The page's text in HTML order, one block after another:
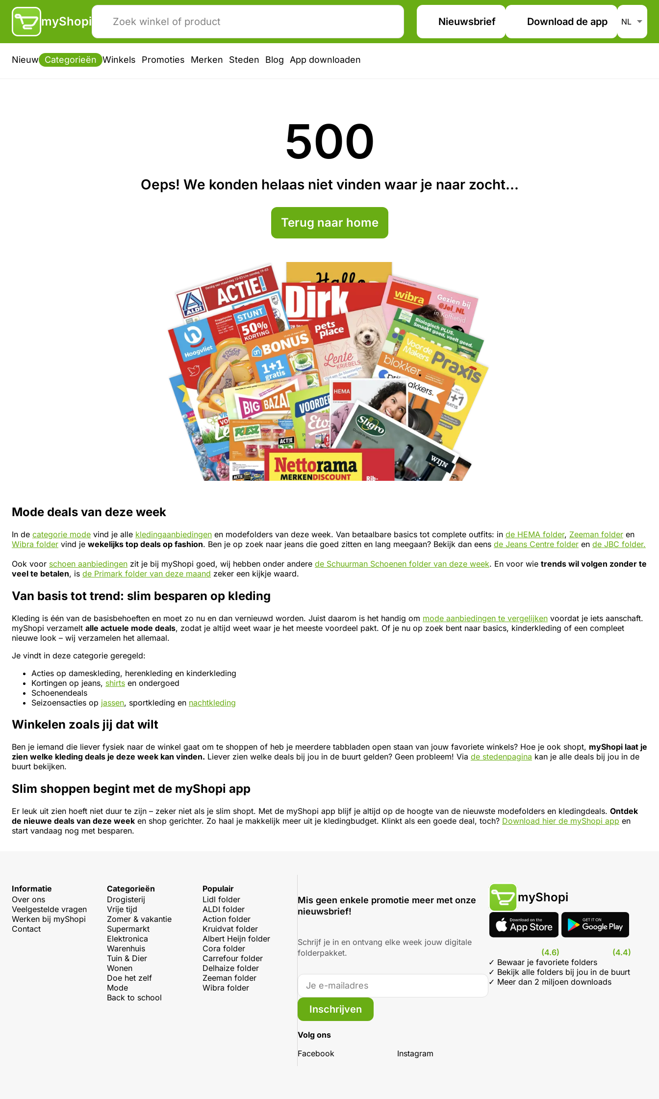
myShopi Nieuwsbrief Download de app
Nieuw Categorieën Winkels Promoties Merken Steden Blog App downloaden
500
Oeps! We konden helaas niet vinden waar je naar zocht...
Terug naar home
Mode deals van deze week
In de categorie mode vind je alle kledingaanbiedingen en modefolders van deze week. Van betaalbare basics tot complete outfits: in de HEMA folder, Zeeman folder en
Wibra folder vind je wekelijks top deals op fashion. Ben je op zoek naar jeans die goed zitten en lang meegaan? Bekijk dan eens de Jeans Centre folder en de JBC folder.
Ook voor schoen aanbiedingen zit je bij myShopi goed, wij hebben onder andere de Schuurman Schoenen folder van deze week. En voor wie trends wil volgen zonder te
veel te betalen, is de Primark folder van deze maand zeker een kijkje waard.
Van basis tot trend: slim besparen op kleding
Kleding is één van de basisbehoeften en moet zo nu en dan vernieuwd worden. Juist daarom is het handig om mode aanbiedingen te vergelijken voordat je iets aanschaft.
myShopi verzamelt alle actuele mode deals, zodat je altijd weet waar je het meeste voordeel pakt. Of je nu op zoek bent naar basics, kinderkleding of een compleet
nieuwe look – wij verzamelen het allemaal.
Je vindt in deze categorie geregeld:
Acties op dameskleding, herenkleding en kinderkleding
Kortingen op jeans, shirts en ondergoed
Schoenendeals
Seizoensacties op jassen, sportkleding en nachtkleding
Winkelen zoals jij dat wilt
Ben je iemand die liever fysiek naar de winkel gaat om te shoppen of heb je meerdere tabbladen open staan van jouw favoriete winkels? Hoe je ook shopt, myShopi laat je
zien welke kleding deals je deze week kan vinden. Liever zien welke deals bij jou in de buurt gelden? Geen probleem! Via de stedenpagina kan je alle deals bij jou in de
buurt bekijken.
Slim shoppen begint met de myShopi app
Er leuk uit zien hoeft niet duur te zijn – zeker niet als je slim shopt. Met de myShopi app blijf je altijd op de hoogte van de nieuwste modefolders en kledingdeals. Ontdek
de nieuwe deals van deze week en shop gerichter. Zo haal je makkelijk meer uit je kledingbudget. Klinkt als een goede deal, toch? Download hier de myShopi app en
start vandaag nog met besparen.
Informatie
Over ons
Veelgestelde vragen
Werken bij myShopi
Contact
Categorieën
Drogisterij
Vrije tijd
Zomer & vakantie
Supermarkt
Elektronica
Warenhuis
Tuin & Dier
Wonen
Doe het zelf
Mode
Back to school
Populair
Lidl folder
ALDI folder
Action folder
Kruidvat folder
Albert Heijn folder
Cora folder
Carrefour folder
Delhaize folder
Zeeman folder
Wibra folder
Mis geen enkele promotie meer met onze
nieuwsbrief!
Schrijf je in en ontvang elke week jouw digitale
folderpakket.
Inschrijven
Volg ons
Facebook
Instagram
myShopi
(4.6)
(4.4)
✓ Bewaar je favoriete folders
✓ Bekijk alle folders bij jou in de buurt
✓ Meer dan 2 miljoen downloads